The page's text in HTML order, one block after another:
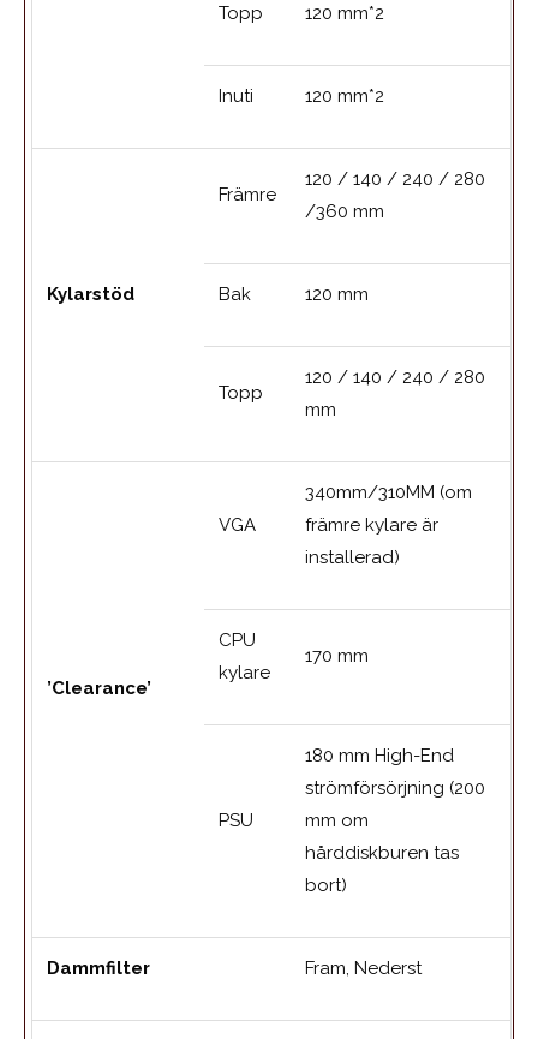
Topp 120 mm*2
Inuti 120 mm*2
Kylarstöd
Främre
120 / 140 / 240 / 280
/360 mm
Bak 120 mm
Topp
120 / 140 / 240 / 280
mm
’Clearance’
VGA
340mm/310MM (om
främre kylare är
installerad)
CPU
kylare
170 mm
PSU
180 mm High-End
strömförsörjning (200
mm om
hårddiskburen tas
bort)
Dammfilter Fram, Nederst